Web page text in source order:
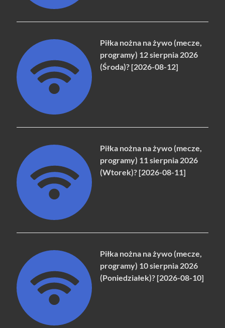
Piłka nożna na żywo (mecze,
programy) 12 sierpnia 2026
(Środa)? [2026-08-12]
Piłka nożna na żywo (mecze,
programy) 11 sierpnia 2026
(Wtorek)? [2026-08-11]
Piłka nożna na żywo (mecze,
programy) 10 sierpnia 2026
(Poniedziałek)? [2026-08-10]